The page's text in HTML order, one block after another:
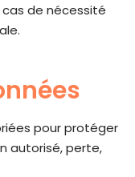
de nécessité
pour protéger
autorisé, perte,